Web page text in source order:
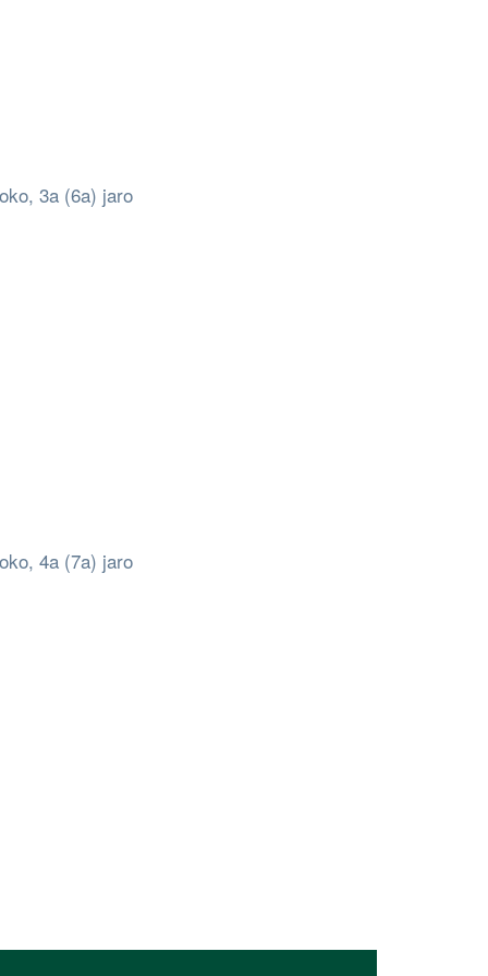
3a (6a) jaro
4a (7a) jaro